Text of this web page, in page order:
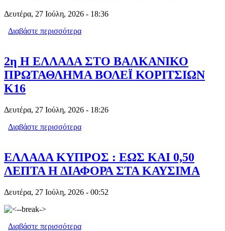
Δευτέρα, 27 Ιούλη, 2026 - 18:36
Διαβάστε περισσότερα
2η Η ΕΛΛΑΔΑ ΣΤΟ ΒΑΛΚΑΝΙΚΟ
ΠΡΩΤΑΘΛΗΜΑ ΒΟΛΕΪ ΚΟΡΙΤΣΙΩΝ
Κ16
Δευτέρα, 27 Ιούλη, 2026 - 18:26
Διαβάστε περισσότερα
ΕΛΛΑΔΑ ΚΥΠΡΟΣ : ΕΩΣ ΚΑΙ 0,50
ΛΕΠΤΑ Η ΔΙΑΦΟΡΑ ΣΤΑ ΚΑΥΣΙΜΑ
Δευτέρα, 27 Ιούλη, 2026 - 00:52
Διαβάστε περισσότερα